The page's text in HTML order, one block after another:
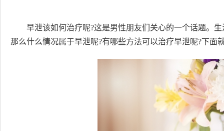
早泄该如何治疗呢?这是男性朋友们关心的一个话题。
那么什么情况属于早泄呢?有哪些方法可以治疗早泄呢?下